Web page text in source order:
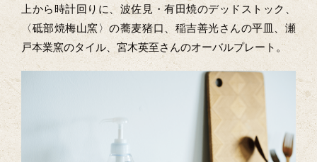
上から時計回りに、波佐見・有田焼のデッドストック、
〈砥部焼梅山窯〉の蕎麦猪口、稲吉善光さんの平皿、瀬
戸本業窯のタイル、宮木英至さんのオーバルプレート。